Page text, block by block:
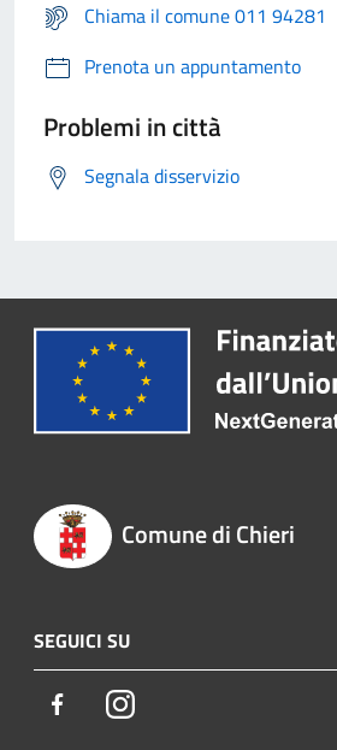
Chiama il comune 011 94281
Prenota un appuntamento
Problemi in città
Segnala disservizio
Comune di Chieri
SEGUICI SU
FacebookInstagram